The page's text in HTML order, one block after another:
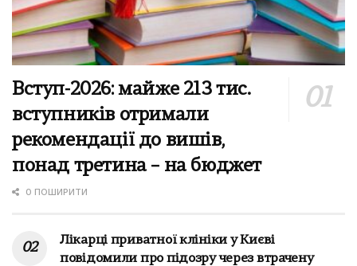
Вступ-2026: майже 213 тис.
вступників отримали
рекомендації до вишів,
понад третина – на бюджет
0 ПОШИРИТИ
Лікарці приватної клініки у Києві
повідомили про підозру через втрачену